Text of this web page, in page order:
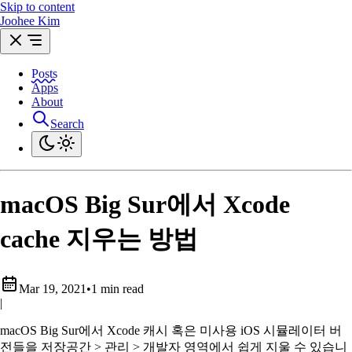
Skip to content
Joohee Kim
Posts
Apps
About
Search
macOS Big Sur에서 Xcode
cache 지우는 방법
Mar 19, 2021 •1 min read
|
macOS Big Sur에서 Xcode 캐시 혹은 미사용 iOS 시뮬레이터 버
전들을 저장공간 > 관리 > 개발자 영역에서 쉽게 지울 수 있습니